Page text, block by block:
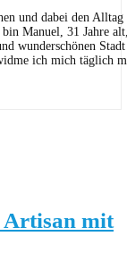
und dabei den
Manuel, 31 Jahre
wunderschönen
ich mich täglich
Artisan mit